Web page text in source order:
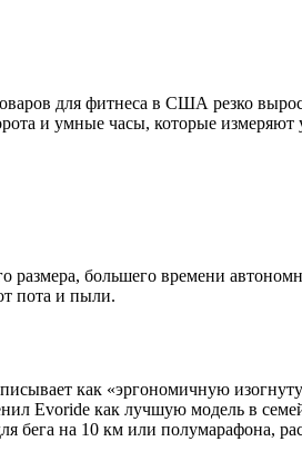
для фитнеса в США резко
и умные часы, которые
большего времени
пота и пыли.
как «эргономичную
Evoride как лучшую модель в
на 10 км или полумарафона,